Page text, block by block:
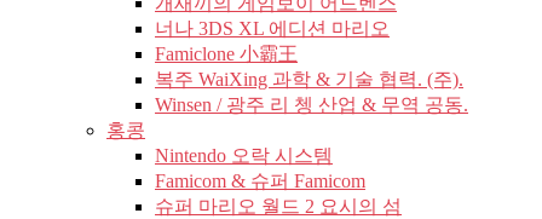
너나 3DS XL 에디션 마리오
Famiclone 小霸王
복주 WaiXing 과학 & 기술 협력. (주).
Winsen / 광주 리 쳉 산업 & 무역 공동.
홍콩
Nintendo 오락 시스템
Famicom & 슈퍼 Famicom
슈퍼 마리오 월드 2 요시의 섬